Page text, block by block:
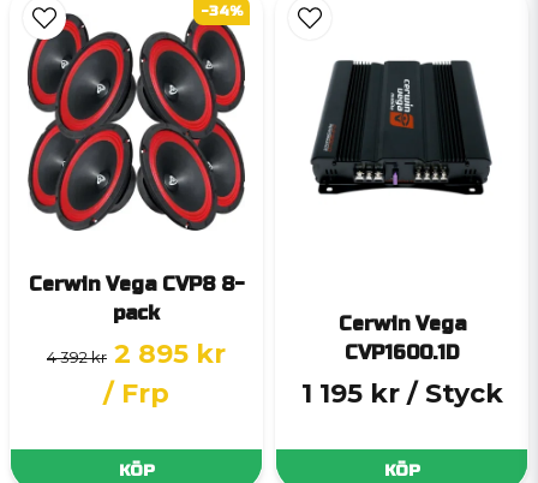
Cerwin Vega CVP8 8-
pack
4 392 kr 2 895 kr
/ Frp
KÖP
-34%
Cerwin Vega
CVP1600.1D
1 195 kr / Styck
KÖP